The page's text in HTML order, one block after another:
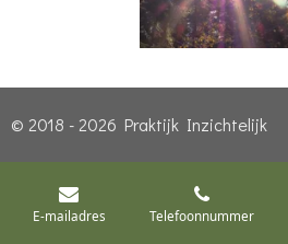
© 2018 - 2026 Praktijk Inzichtelijk
E-mailadres Telefoonnummer